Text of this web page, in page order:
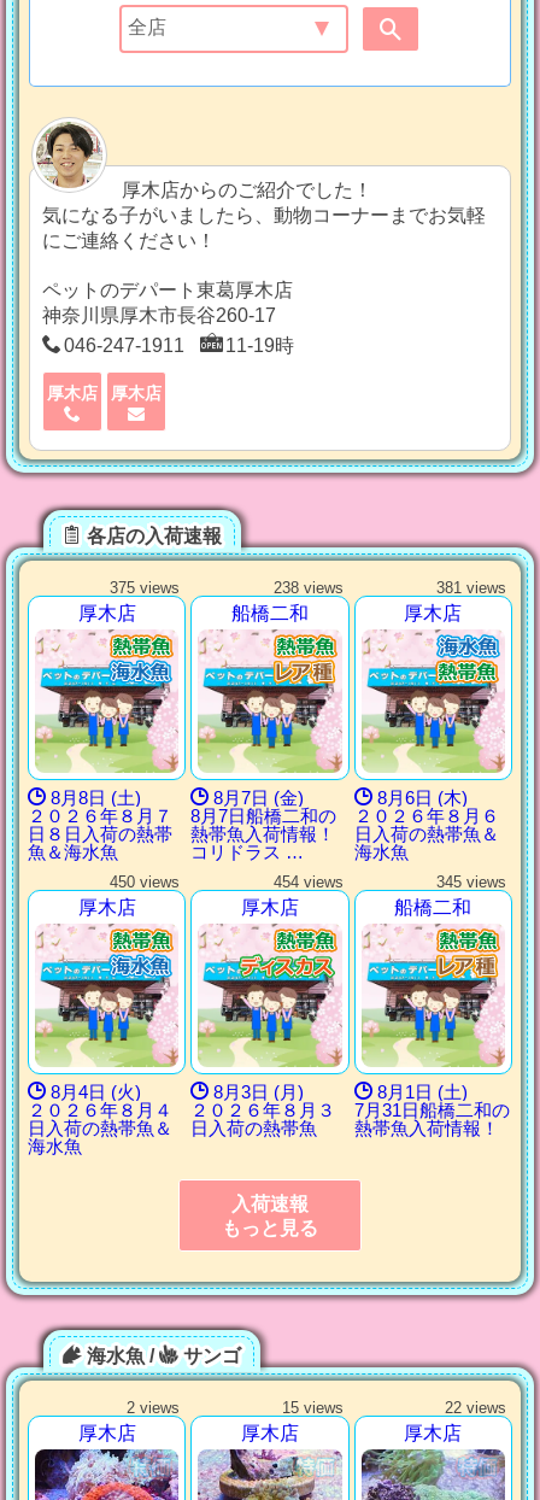
厚木店からのご紹介でした！
気になる子がいましたら、動物コーナーまでお気軽
にご連絡ください！
ペットのデパート東葛厚木店
神奈川県厚木市長谷260-17
046-247-1911
11-19時
厚木店 厚木店
各店の入荷速報
375 views
厚木店
8月8日 (土)
２０２６年８月７
日８日入荷の熱帯
魚＆海水魚
238 views
船橋二和
8月7日 (金)
8月7日船橋二和の
熱帯魚入荷情報！
コリドラス …
381 views
厚木店
8月6日 (木)
２０２６年８月６
日入荷の熱帯魚＆
海水魚
450 views
厚木店
8月4日 (火)
２０２６年８月４
日入荷の熱帯魚＆
海水魚
454 views
厚木店
8月3日 (月)
２０２６年８月３
日入荷の熱帯魚
345 views
船橋二和
8月1日 (土)
7月31日船橋二和の
熱帯魚入荷情報！
入荷速報
もっと見る
海水魚 / サンゴ
2 views
厚木店
15 views
厚木店
22 views
厚木店